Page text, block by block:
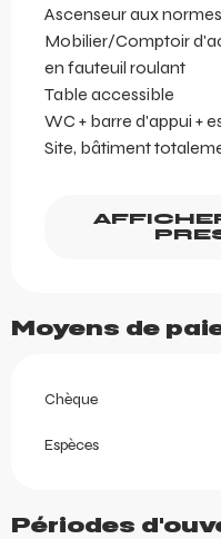
Ascenseur aux normes
Mobilier/Comptoir
en fauteuil roulant
Table accessible
WC + barre d'appui +
Site, bâtiment
Moyens de
Chèque
Espèces
Périodes